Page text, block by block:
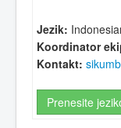
Jezik:
Koordinator
Kontakt:
Prenesite